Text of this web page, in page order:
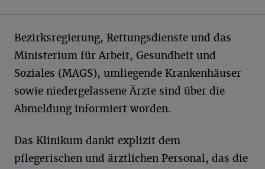
Bezirksregierung, Rettungsdienste und das
Ministerium für Arbeit, Gesundheit und
Soziales (MAGS), umliegende Krankenhäuser
sowie niedergelassene Ärzte sind über die
Abmeldung informiert worden.
Das Klinikum dankt explizit dem
pflegerischen und ärztlichen Personal, das die